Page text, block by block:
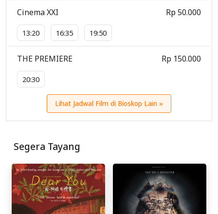
Cinema XXI
13:20 16:35 19:50
Rp 50.000
THE PREMIERE
20:30
Rp 150.000
Lihat Jadwal Film di Bioskop Lain »
Segera Tayang